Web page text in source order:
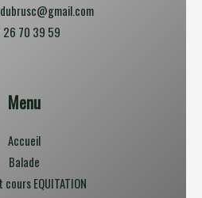
26 70 39 59
Menu
Accueil
Balade
EQUITATION